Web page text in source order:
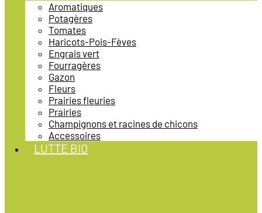
Aromatiques
Potagères
Tomates
Haricots-Pois-Fèves
Engrais vert
Fourragères
Gazon
Fleurs
Prairies fleuries
Prairies
Champignons et racines de chicons
Accessoires
LUTTE BIO